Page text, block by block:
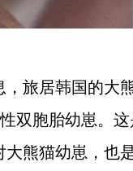
居韩国的大
双胞胎幼崽。
熊猫幼崽，也